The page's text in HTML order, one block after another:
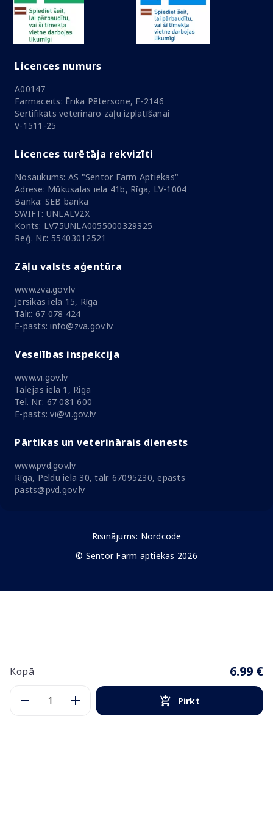
Kopā 6.99 €
Pirkt
Licences numurs
A00147
Farmaceits: Ērika Pētersone, F-2146
Sertifikāts veterināro zāļu izplatīšanai
V-1511-25
Licences turētāja rekvizīti
Nosaukums: AS "Sentor Farm Aptiekas"
Adrese: Mūkusalas iela 41b, Rīga, LV-1004
Banka: SEB banka
SWIFT: UNLALV2X
Konts: LV75UNLA0055000329325
Reģ. Nr.: 55403012521
Zāļu valsts aģentūra
www.zva.gov.lv
Jersikas iela 15, Rīga
Tālr.: 67 078 424
E-pasts: info@zva.gov.lv
Veselības inspekcija
www.vi.gov.lv
Talejas iela 1, Riga
Tel. Nr.: 67 081 600
E-pasts: vi@vi.gov.lv
Pārtikas un veterinārais dienests
www.pvd.gov.lv
Rīga, Peldu iela 30, tālr. 67095230, epasts
pasts@pvd.gov.lv
Risinājums: Nordcode
© Sentor Farm aptiekas 2026